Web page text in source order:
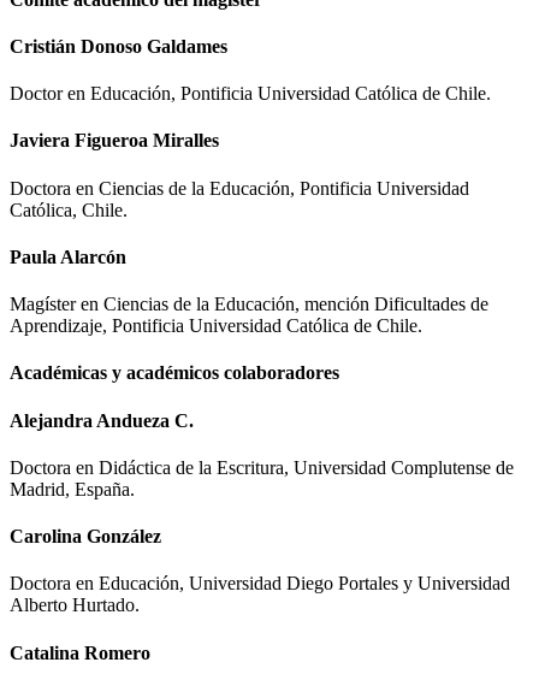
Cristián Donoso Galdames
Doctor en Educación, Pontificia Universidad Católica de Chile.
Javiera Figueroa Miralles
Doctora en Ciencias de la Educación, Pontificia Universidad
Católica, Chile.
Paula Alarcón
Magíster en Ciencias de la Educación, mención Dificultades de
Aprendizaje, Pontificia Universidad Católica de Chile.
Académicas y académicos colaboradores
Alejandra Andueza C.
Doctora en Didáctica de la Escritura, Universidad Complutense de
Madrid, España.
Carolina González
Doctora en Educación, Universidad Diego Portales y Universidad
Alberto Hurtado.
Catalina Romero